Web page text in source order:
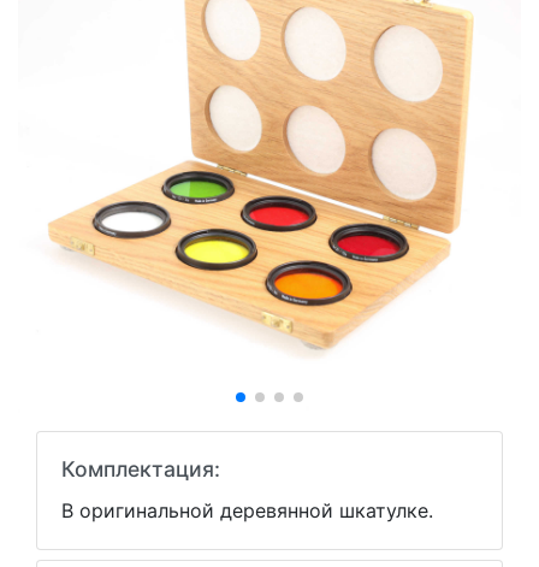
Комплектация:
В оригинальной деревянной шкатулке.